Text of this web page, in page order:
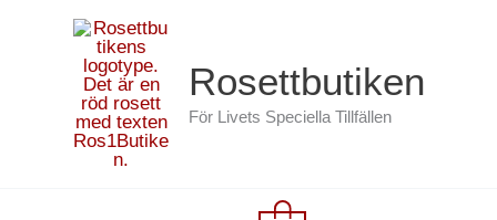
Rosettbutiken
För Livets Speciella Tillfällen